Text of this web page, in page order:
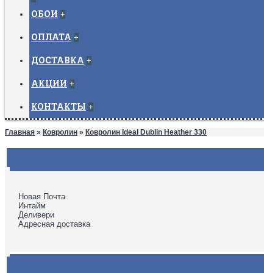
ОБОИ +
ОПЛАТА +
ДОСТАВКА +
АКЦИИ +
КОНТАКТЫ +
Главная » Ковролин » Ковролин Ideal Dublin Heather 330
Новая Почта
Интайм
Деливери
Адресная доставка